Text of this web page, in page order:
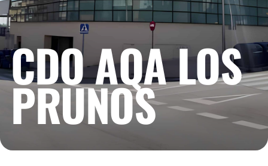
CDO AQA LOS
PRUNOS